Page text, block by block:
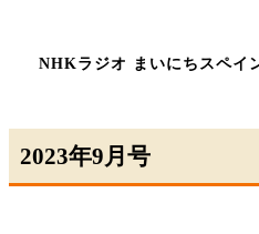
NHKラジオ まいにちスペイ
2023年9月号